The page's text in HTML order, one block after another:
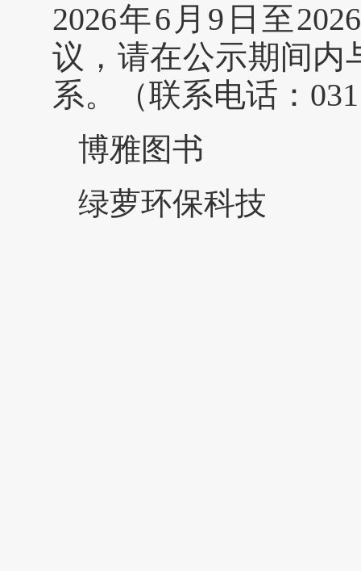
2026年6月9日至
议，请在公示期间内
系。（联系电话：
博雅图书
绿萝环保科技